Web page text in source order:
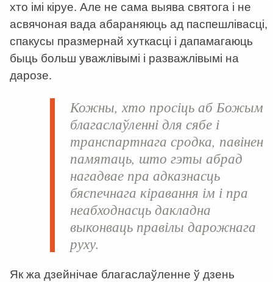
хто імі кіруе. Але не сама выява святога і не
асвячоная вада абараняюць ад паспешлівасці,
спакусы празмернай хуткасці і дапамагаюць
быць больш уважлівымі і разважлівымі на
дарозе.
Кожны, хто просіць аб Божым
благаслаўленні для сябе і
транспартнага сродка, павінен
памятаць, што гэты абрад
нагадвае пра адказнасць
бяспечнага кіравання ім і пра
неабходнасць дакладна
выконваць правілы дарожнага
руху.
Як жа дзейнічае благаслаўленне ў дзень